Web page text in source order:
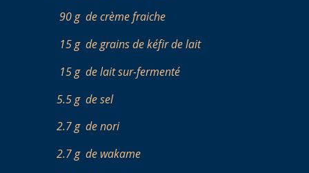
90 g de crème fraiche
15 g de grains de kéfir de lait
15 g de lait sur-fermenté
5.5 g de sel
2.7 g de nori
2.7 g de wakame